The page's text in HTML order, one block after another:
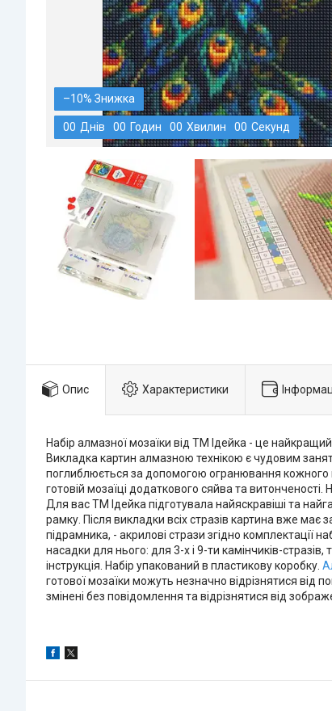
–10%
00 Днів 00 Годин 00 Хвилин 00 Секунд
Опис Характеристики
Набір алмазної мозаїки від ТМ Ідейка - це
Викладка картин алмазною технікою є чудовим
поглиблюється за допомогою огранювання кожного
готовій мозаїці додаткового сяйва та
Для вас ТМ Ідейка підготувала найяскравіші та
рамку. Після викладки всіх стразів картина вже
підрамника, - акрилові стрази згідно комплектації
насадки для нього: для 3-х і 9-ти камінчиків-
інструкція. Набір упакований в пластикову коробку.
готової мозаїки можуть незначно відрізнятися від
змінені без повідомлення та відрізнятися від